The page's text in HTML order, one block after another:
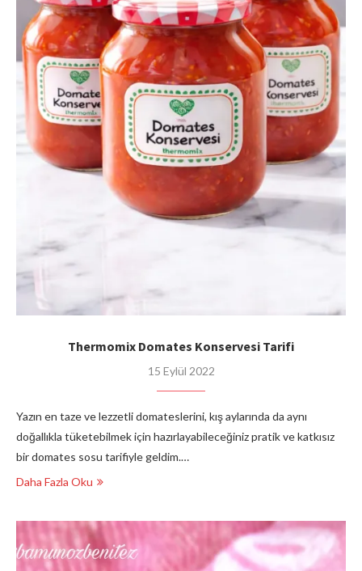
Thermomix Domates Konservesi Tarifi
15 Eylül 2022
Yazın en taze ve lezzetli domateslerini, kış aylarında da aynı
doğallıkla tüketebilmek için hazırlayabileceğiniz pratik ve katkısız
bir domates sosu tarifiyle geldim.…
Daha Fazla Oku